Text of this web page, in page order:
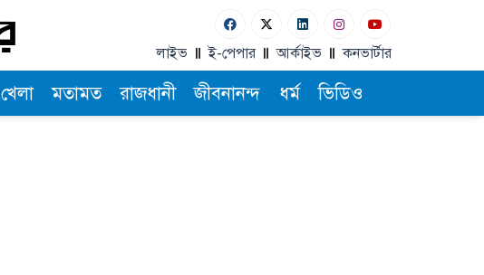
লাইভ ই-পেপার আর্কাইভ কনভার্টার
খেলা মতামত রাজধানী জীবনানন্দ ধর্ম ভিডিও